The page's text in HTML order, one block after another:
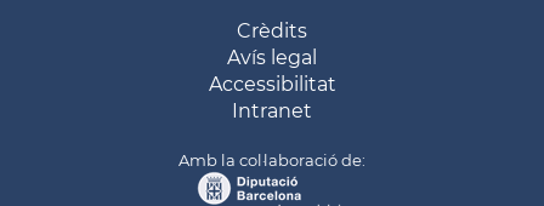
Crèdits
Avís legal
Accessibilitat
Intranet
Amb la col·laboració de: